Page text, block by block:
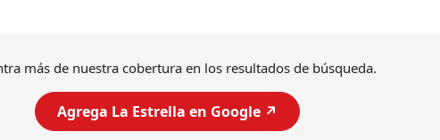
más de nuestra cobertura en los resultados de búsqueda.
Agrega La Estrella en Google ↗️